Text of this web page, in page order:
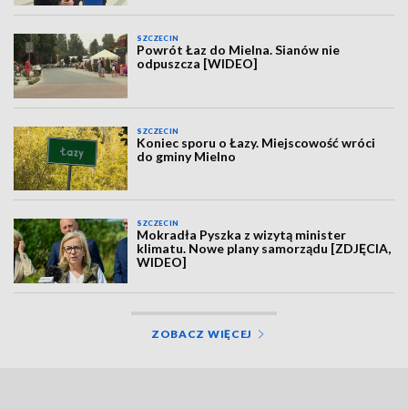
SZCZECIN
Powrót Łaz do Mielna. Sianów nie
odpuszcza [WIDEO]
SZCZECIN
Koniec sporu o Łazy. Miejscowość wróci
do gminy Mielno
SZCZECIN
Mokradła Pyszka z wizytą minister
klimatu. Nowe plany samorządu [ZDJĘCIA,
WIDEO]
ZOBACZ WIĘCEJ